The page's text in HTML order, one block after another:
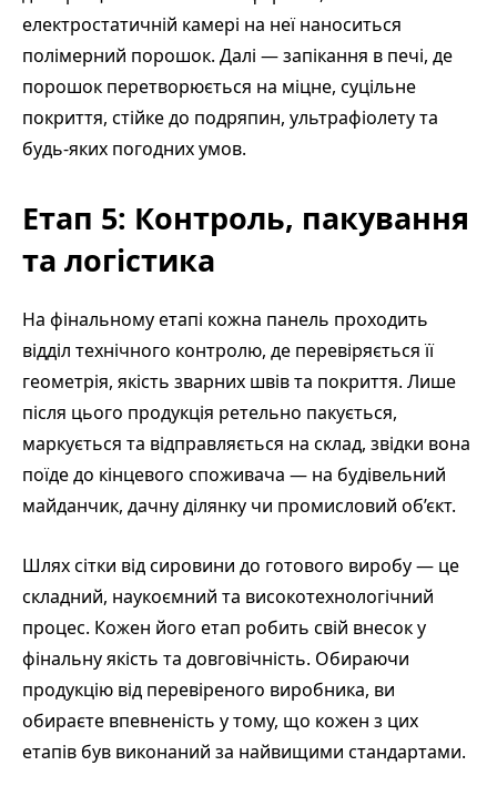
електростатичній камері на неї наноситься
полімерний порошок. Далі — запікання в печі, де
порошок перетворюється на міцне, суцільне
покриття, стійке до подряпин, ультрафіолету та
будь-яких погодних умов.
Етап 5: Контроль, пакування
та логістика
На фінальному етапі кожна панель проходить
відділ технічного контролю, де перевіряється її
геометрія, якість зварних швів та покриття. Лише
після цього продукція ретельно пакується,
маркується та відправляється на склад, звідки вона
поїде до кінцевого споживача — на будівельний
майданчик, дачну ділянку чи промисловий об’єкт.
Шлях сітки від сировини до готового виробу — це
складний, наукоємний та високотехнологічний
процес. Кожен його етап робить свій внесок у
фінальну якість та довговічність. Обираючи
продукцію від перевіреного виробника, ви
обираєте впевненість у тому, що кожен з цих
етапів був виконаний за найвищими стандартами.